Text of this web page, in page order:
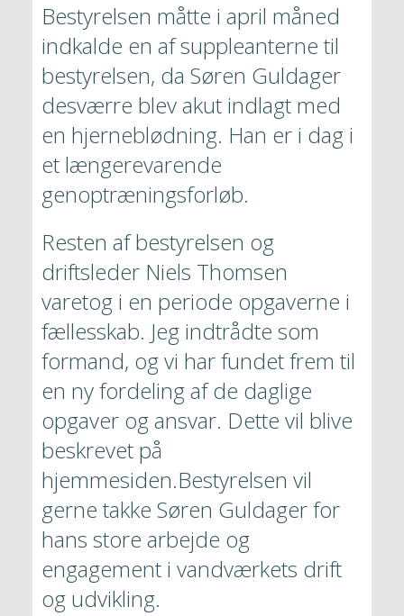
Bestyrelsen måtte i april måned
indkalde en af suppleanterne til
bestyrelsen, da Søren Guldager
desværre blev akut indlagt med
en hjerneblødning. Han er i dag i
et længerevarende
genoptræningsforløb.
Resten af bestyrelsen og
driftsleder Niels Thomsen
varetog i en periode opgaverne i
fællesskab. Jeg indtrådte som
formand, og vi har fundet frem til
en ny fordeling af de daglige
opgaver og ansvar. Dette vil blive
beskrevet på
hjemmesiden.Bestyrelsen vil
gerne takke Søren Guldager for
hans store arbejde og
engagement i vandværkets drift
og udvikling.